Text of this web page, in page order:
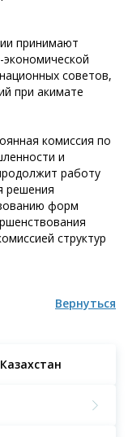
принимают
советов,
при акимате
комиссия по
и
работу
решения
форм
структур
Вернуться